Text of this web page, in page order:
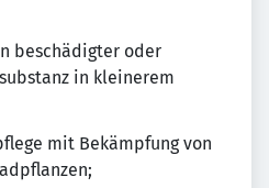
beschädigter oder
in kleinerem
mit Bekämpfung von